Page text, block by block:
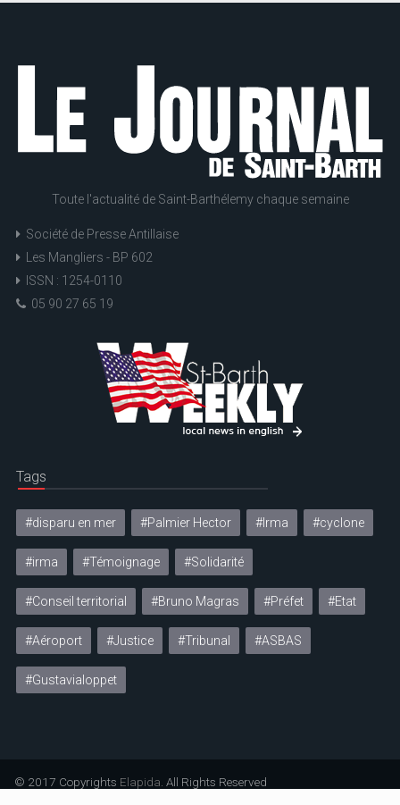
Toute l'actualité de Saint-Barthélemy chaque semaine
Société de Presse Antillaise
Les Mangliers - BP 602
ISSN : 1254-0110
05 90 27 65 19
Tags
#disparu en mer #Palmier Hector #Irma #cyclone
#irma #Témoignage #Solidarité
#Conseil territorial #Bruno Magras #Préfet #Etat
#Aéroport #Justice #Tribunal #ASBAS
#Gustavialoppet
© 2017 Copyrights Elapida . All Rights Reserved